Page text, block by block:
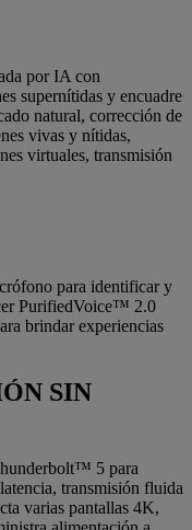
por IA con
supernítidas y encuadre
natural, corrección de
vivas y nítidas,
virtuales, transmisión
para identificar y
PurifiedVoice™ 2.0
brindar experiencias
SIN
5 para
transmisión fluida
varias pantallas 4K,